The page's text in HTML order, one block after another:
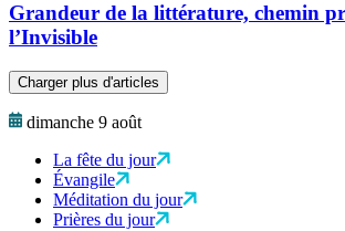
Grandeur de la littérature, chemin
l’Invisible
Charger plus d'articles
dimanche 9 août
La fête du jour
Évangile
Méditation du jour
Prières du jour